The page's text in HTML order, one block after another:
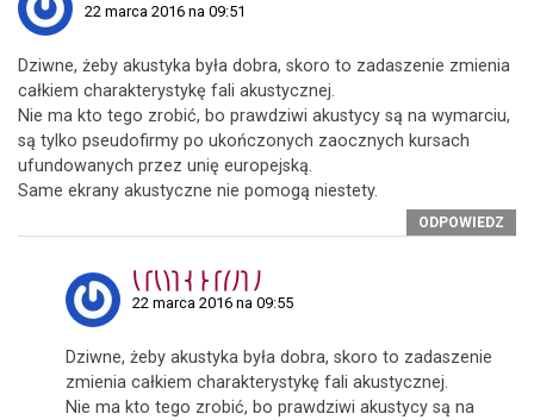
22 marca 2016 na 09:51
Dziwne, żeby akustyka była dobra, skoro to zadaszenie zmienia
całkiem charakterystykę fali akustycznej.
Nie ma kto tego zrobić, bo prawdziwi akustycy są na wymarciu,
są tylko pseudofirmy po ukończonych zaocznych kursach
ufundowanych przez unię europejską.
Same ekrany akustyczne nie pomogą niestety.
ODPOWIEDZ
⎝⎧⎝⎞⎫⎨⎬⎧⎛⎠⎫⎠
22 marca 2016 na 09:55
Dziwne, żeby akustyka była dobra, skoro to zadaszenie
zmienia całkiem charakterystykę fali akustycznej.
Nie ma kto tego zrobić, bo prawdziwi akustycy są na